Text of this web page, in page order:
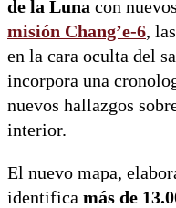
de la Luna con
misión Chang’e-6,
en la cara oculta del
incorpora una
nuevos hallazgos
interior.
El nuevo mapa,
identifica más de